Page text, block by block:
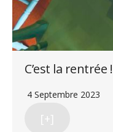
C’est la rentrée !
4 Septembre 2023
[+]